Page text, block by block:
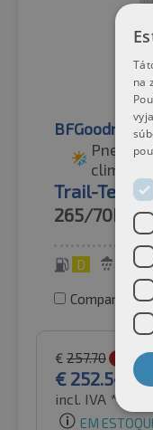
BFGoodrich
Pneus
Trail-
265/70R16
D
Comparar
€ 257.70 -2%
€ 252.54
incl. IVA *
EM
na